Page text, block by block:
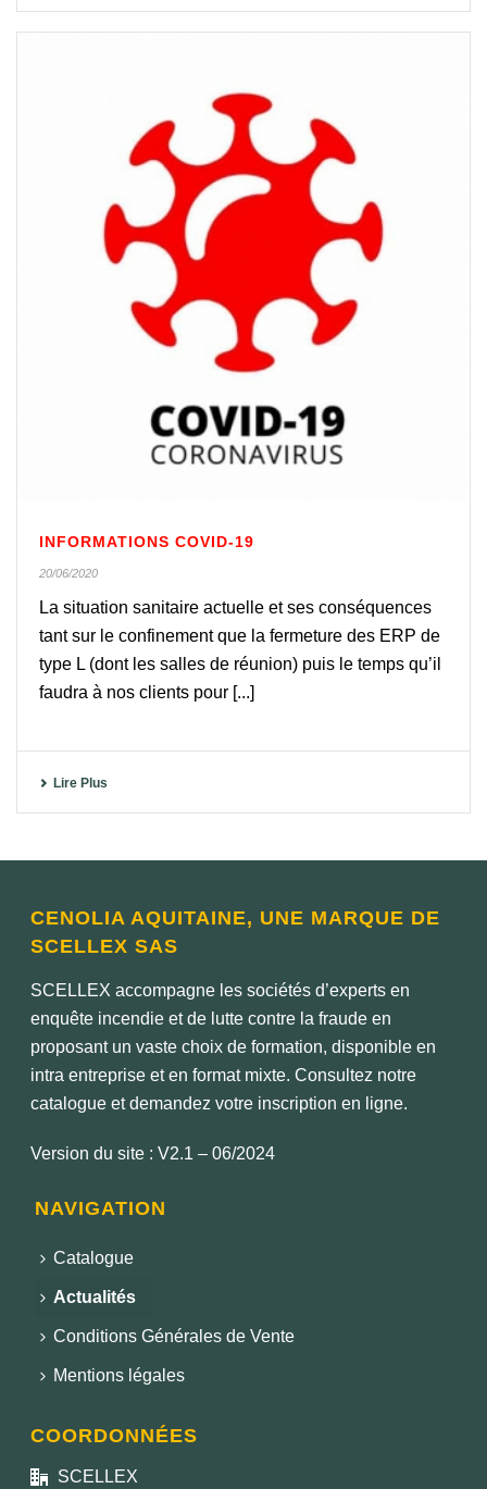
INFORMATIONS COVID-19
20/06/2020
La situation sanitaire actuelle et ses conséquences
tant sur le confinement que la fermeture des ERP de
type L (dont les salles de réunion) puis le temps qu’il
faudra à nos clients pour [...]
Lire Plus
CENOLIA AQUITAINE, UNE MARQUE DE
SCELLEX SAS
SCELLEX accompagne les sociétés d’experts en
enquête incendie et de lutte contre la fraude en
proposant un vaste choix de formation, disponible en
intra entreprise et en format mixte. Consultez notre
catalogue et demandez votre inscription en ligne.
Version du site : V2.1 – 06/2024
NAVIGATION
Catalogue
Actualités
Conditions Générales de Vente
Mentions légales
COORDONNÉES
SCELLEX